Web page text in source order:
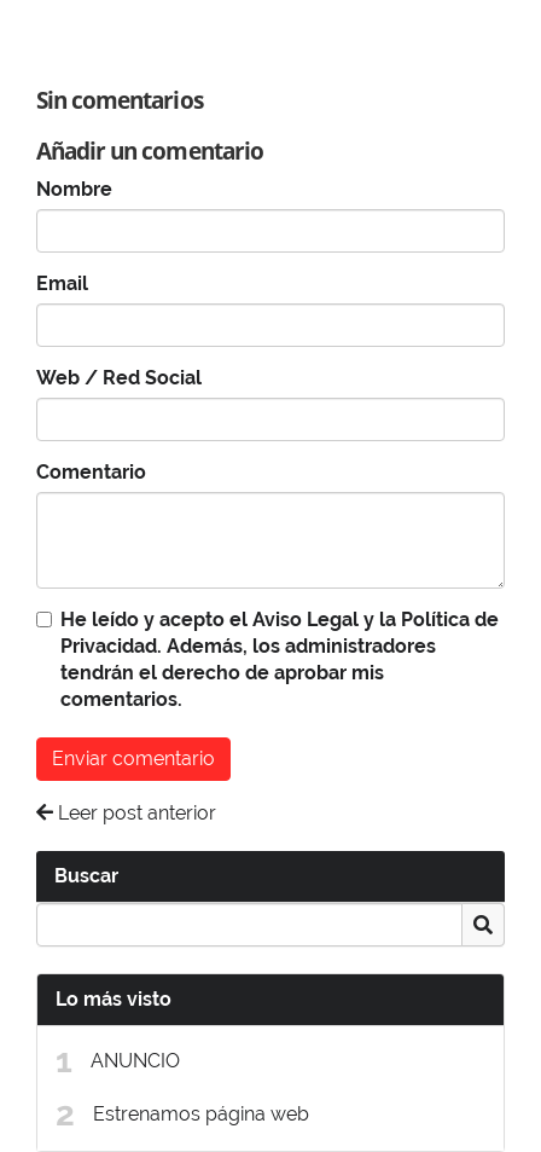
Sin comentarios
Añadir un comentario
Nombre
Email
Web / Red Social
Comentario
He leído y acepto el Aviso Legal y la Política de
Privacidad. Además, los administradores
tendrán el derecho de aprobar mis
comentarios.
Enviar comentario
Leer post anterior
Buscar
Lo más visto
ANUNCIO
Estrenamos página web